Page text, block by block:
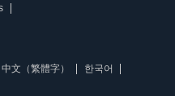
中文（繁體字）
한국어